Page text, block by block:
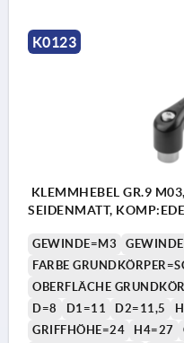
K0123
KLEMMHEBEL GR.9
SEIDENMATT,
GEWINDE=M3
FARBE
OBERFLÄCHE
D=8
D1=11 D2=11,5
GRIFFHÖHE=24
H4=27